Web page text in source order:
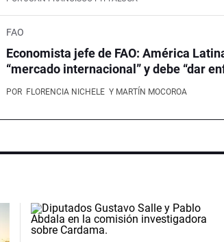
FAO
Economista jefe de FAO: América
“mercado internacional” y debe “dar
POR FLORENCIA NICHELE Y MARTÍN MOCOROA